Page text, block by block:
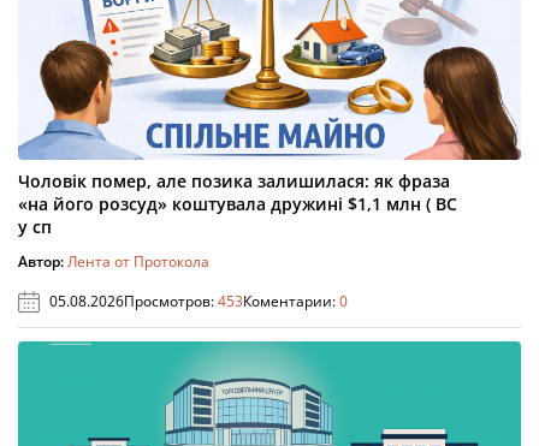
Чоловік помер, але позика залишилася: як фраза
«на його розсуд» коштувала дружині $1,1 млн ( ВС
у сп
Автор:Лента от Протокола
05.08.2026Просмотров:453Коментарии:0